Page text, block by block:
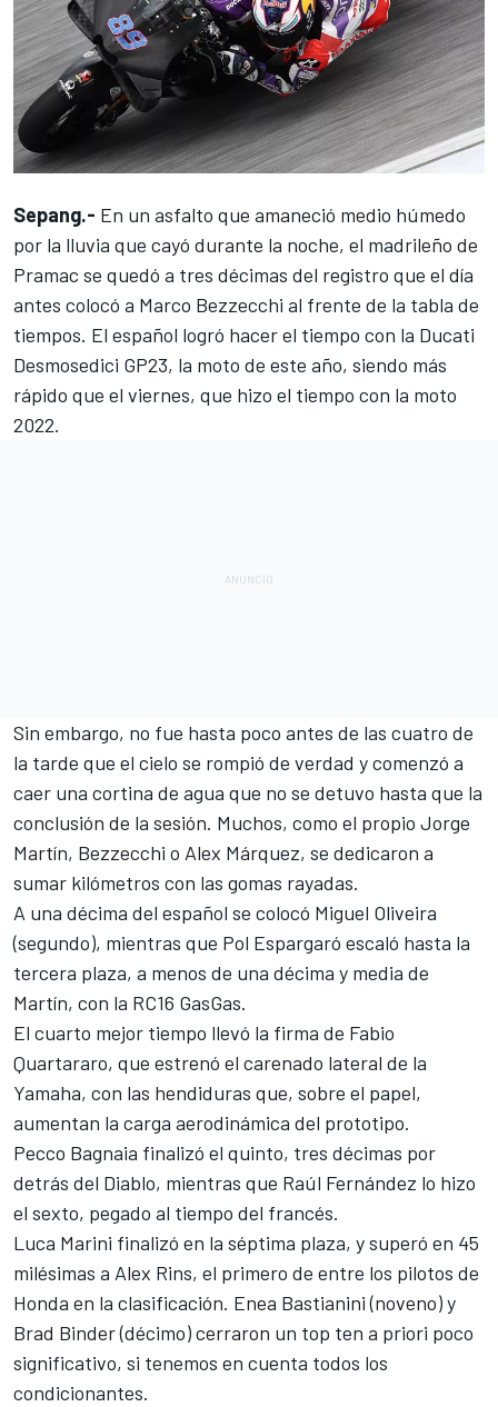
Sepang.- En un asfalto que amaneció medio húmedo
por la lluvia que cayó durante la noche, el madrileño de
Pramac se quedó a tres décimas del registro que el día
antes colocó a Marco Bezzecchi al frente de la tabla de
tiempos. El español logró hacer el tiempo con la Ducati
Desmosedici GP23, la moto de este año, siendo más
rápido que el viernes, que hizo el tiempo con la moto
2022.
Sin embargo, no fue hasta poco antes de las cuatro de
la tarde que el cielo se rompió de verdad y comenzó a
caer una cortina de agua que no se detuvo hasta que la
conclusión de la sesión. Muchos, como el propio Jorge
Martín, Bezzecchi o Alex Márquez, se dedicaron a
sumar kilómetros con las gomas rayadas.
A una décima del español se colocó Miguel Oliveira
(segundo), mientras que Pol Espargaró escaló hasta la
tercera plaza, a menos de una décima y media de
Martín, con la RC16 GasGas.
El cuarto mejor tiempo llevó la firma de Fabio
Quartararo, que estrenó el carenado lateral de la
Yamaha, con las hendiduras que, sobre el papel,
aumentan la carga aerodinámica del prototipo.
Pecco Bagnaia finalizó el quinto, tres décimas por
detrás del Diablo, mientras que Raúl Fernández lo hizo
el sexto, pegado al tiempo del francés.
Luca Marini finalizó en la séptima plaza, y superó en 45
milésimas a Alex Rins, el primero de entre los pilotos de
Honda en la clasificación. Enea Bastianini(noveno) y
Brad Binder(décimo) cerraron un top ten a priori poco
significativo, si tenemos en cuenta todos los
condicionantes.